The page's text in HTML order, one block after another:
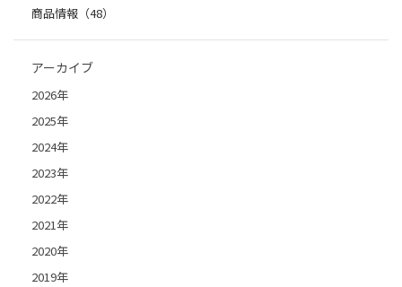
商品情報（48）
アーカイブ
2026年
2025年
2024年
2023年
2022年
2021年
2020年
2019年